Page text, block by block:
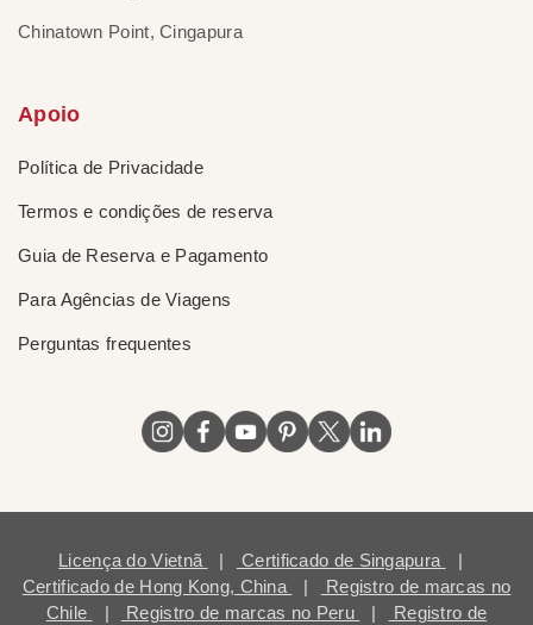
Chinatown Point, Cingapura
Apoio
Política de Privacidade
Termos e condições de reserva
Guia de Reserva e Pagamento
Para Agências de Viagens
Perguntas frequentes
Licença do Vietnã | Certificado de Singapura
|
Certificado de Hong Kong, China
|
Registro de marcas no
Chile
| Registro de marcas no Peru | Registro de